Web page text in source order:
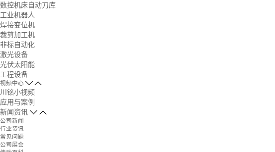
数控机床自动刀库
工业机器人
焊接变位机
裁剪加工机
非标自动化
激光设备
光伏太阳能
工程设备
视频中心
川铭小视频
应用与案例
新闻资讯
公司新闻
行业资讯
常见问题
公司展会